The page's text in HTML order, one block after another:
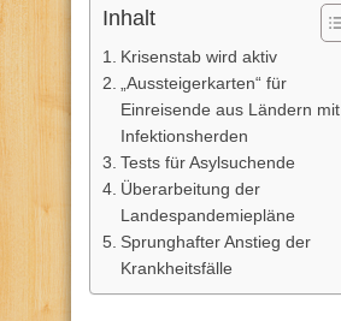
Inhalt
Krisenstab wird aktiv
„Aussteigerkarten“ für
Einreisende aus Ländern mit
Infektionsherden
Tests für Asylsuchende
Überarbeitung der
Landespandemiepläne
Sprunghafter Anstieg der
Krankheitsfälle